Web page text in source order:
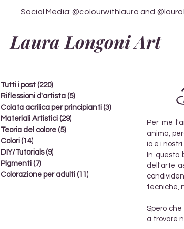
Social Media:@colourwithlaura and
Laura Longoni Art
Tutti i post (220)
Riflessioni d'artista (5)
Colata acrilica per principianti (3)
Materiali Artistici (29)
Teoria del colore (5)
Colori (14)
DIY/Tutorials (9)
Pigmenti (7)
Colorazione per adulti (11)
Per me
anima,
io e i
In questo
dell'arte
tecniche,
Spero
a trovare